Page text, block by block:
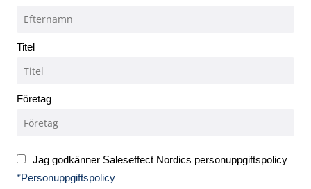
Titel
Företag
Jag godkänner Saleseffect Nordics personuppgiftspolicy
*Personuppgiftspolicy